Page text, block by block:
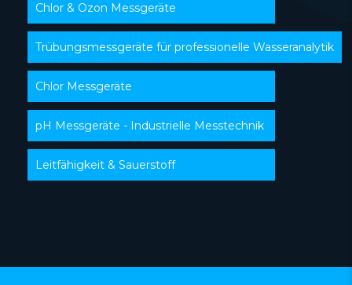
Chlor & Ozon Messgeräte
Trübungsmessgeräte für professionelle Wasseranalytik
Chlor Messgeräte
pH Messgeräte - Industrielle Messtechnik
Leitfähigkeit & Sauerstoff